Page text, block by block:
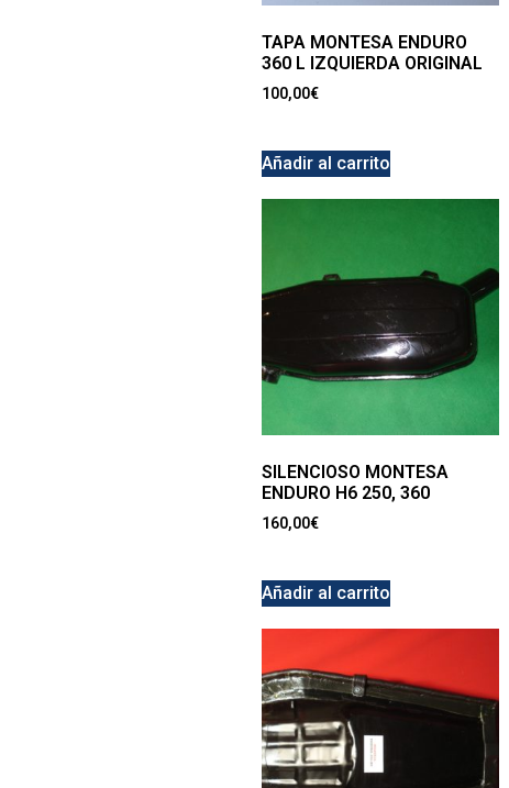
TAPA MONTESA ENDURO
360 L IZQUIERDA ORIGINAL
100,00€
Añadir al carrito
SILENCIOSO MONTESA
ENDURO H6 250, 360
160,00€
Añadir al carrito